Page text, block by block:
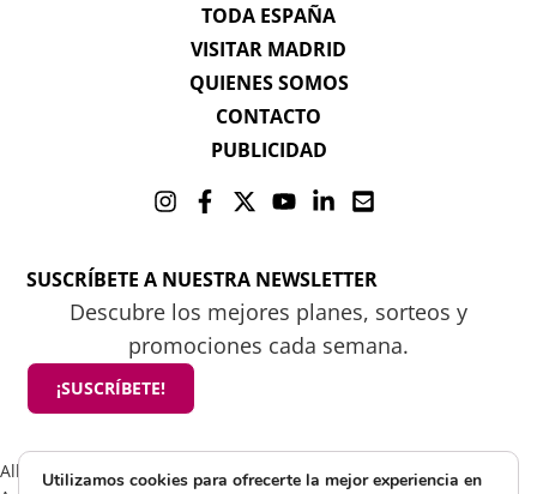
TODA ESPAÑA
VISITAR MADRID
QUIENES SOMOS
CONTACTO
PUBLICIDAD
SUSCRÍBETE A NUESTRA NEWSLETTER
Descubre los mejores planes, sorteos y
promociones cada semana.
¡SUSCRÍBETE!
All rights reserved 2025 ©Mamá tiene un plan
Utilizamos cookies para ofrecerte la mejor experiencia en